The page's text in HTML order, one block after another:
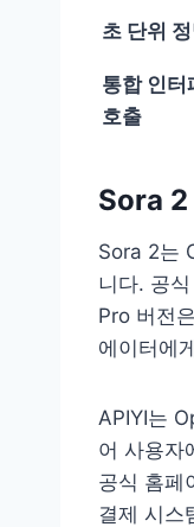
초 단위
통합 인터
호출
Sora 2
Sora 2는
니다. 공
Pro 버전
에이터에
APIYI는
어 사용자
공식 홈페
결제 시스